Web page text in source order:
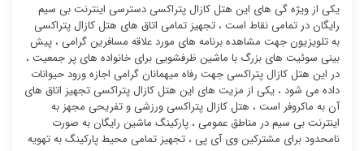
یکی از ویژه گی های این هتل کازال پتراکسی دسترسی اینترنت بی سیم
رایگان در تمامی نقاط است ، تجهیز تمامی اتاق های هتل کازال پتراکسی
به تلویزیون جهت مشاهده برنامه های مورد علاقه مسافرین گرامی ، پیش
بینی سوئیت های بزرگ با ماشین ظرفشویی برای خانواده های پر جمعیت ،
در این هتل کازال پتراکسی جهت رفاه میهمانان گرامی اجازه ورود حیوانات
داده می شود ، یکی از مزیت های این هتل کازال پتراکسی تجهیز اتاق های
آن به ماکروفر است ، هتل کازال پتراکسی ورزشی و تفریحی مجهز به
اینترنت بی سیم در مناطق عمومی ، پارکینگ ماشین رایگان به صورت
نامحدود برای مشترکین وی آی پی ، تجهیز تمامی محیط پارکینگ به تهویه